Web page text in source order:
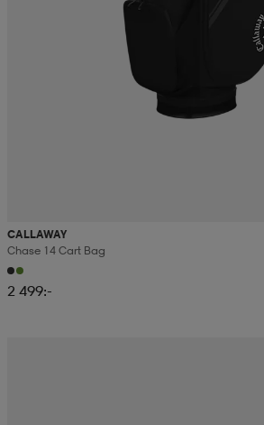
CALLAWAY
Chase 14 Cart Bag
2 499:-